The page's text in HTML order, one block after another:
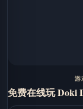
游
免费在线玩 Doki